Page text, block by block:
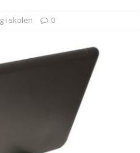
i skolen 0